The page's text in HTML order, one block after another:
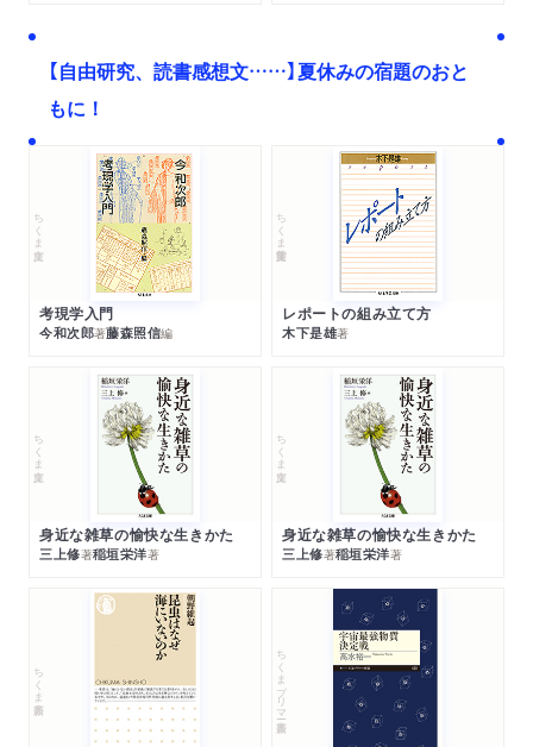
【自由研究、読書感想文……】夏休みの宿題のおと
もに！
ちくま文庫
考現学入門
今和次郎著藤森照信編
ちくま学芸文庫
レポートの組み立て方
木下是雄著
ちくま文庫
身近な雑草の愉快な生きかた
三上修著稲垣栄洋著
ちくま文庫
身近な雑草の愉快な生きかた
三上修著稲垣栄洋著
ちくま新書 ちくまプリマー新書